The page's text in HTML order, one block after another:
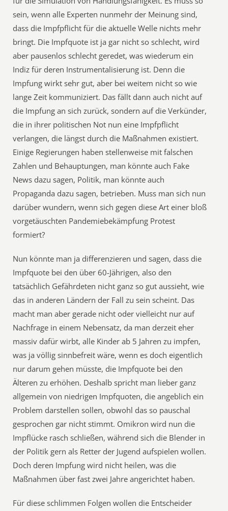
sein, wenn alle Experten nunmehr der Meinung sind,
dass die Impfpflicht für die aktuelle Welle nichts mehr
bringt. Die Impfquote ist ja gar nicht so schlecht, wird
aber pausenlos schlecht geredet, was wiederum ein
Indiz für deren Instrumentalisierung ist. Denn die
Impfung wirkt sehr gut, aber bei weitem nicht so wie
lange Zeit kommuniziert. Das fällt dann auch nicht auf
die Impfung an sich zurück, sondern auf die Verkünder,
die in ihrer politischen Not nun eine Impfpflicht
verlangen, die längst durch die Maßnahmen existiert.
Einige Regierungen haben stellenweise mit falschen
Zahlen und Behauptungen, man könnte auch Fake
News dazu sagen, Politik, man könnte auch
Propaganda dazu sagen, betrieben. Muss man sich nun
darüber wundern, wenn sich gegen diese Art einer bloß
vorgetäuschten Pandemiebekämpfung Protest
formiert?
Nun könnte man ja differenzieren und sagen, dass die
Impfquote bei den über 60-Jährigen, also den
tatsächlich Gefährdeten nicht ganz so gut aussieht, wie
das in anderen Ländern der Fall zu sein scheint. Das
macht man aber gerade nicht oder vielleicht nur auf
Nachfrage in einem Nebensatz, da man derzeit eher
massiv dafür wirbt, alle Kinder ab 5 Jahren zu impfen,
was ja völlig sinnbefreit wäre, wenn es doch eigentlich
nur darum gehen müsste, die Impfquote bei den
Älteren zu erhöhen. Deshalb spricht man lieber ganz
allgemein von niedrigen Impfquoten, die angeblich ein
Problem darstellen sollen, obwohl das so pauschal
gesprochen gar nicht stimmt. Omikron wird nun die
Impflücke rasch schließen, während sich die Blender in
der Politik gern als Retter der Jugend aufspielen wollen.
Doch deren Impfung wird nicht heilen, was die
Maßnahmen über fast zwei Jahre angerichtet haben.
Für diese schlimmen Folgen wollen die Entscheider